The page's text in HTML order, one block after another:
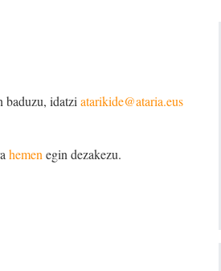
baduzu, idatziatarikide@ataria.eus
hemen egin dezakezu.